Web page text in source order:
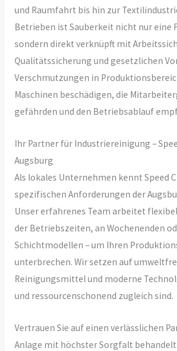
und Raumfahrt bis hin zur
Betrieben ist Sauberkeit nicht nur eine
sondern direkt verknüpft mit
Qualitätssicherung und gesetzlichen
Verschmutzungen in
Maschinen beschädigen, die
gefährden und den Betriebsablauf
Ihr Partner für Industriereinigung –
Augsburg
Als lokales Unternehmen kennt Speed
spezifischen Anforderungen der
Unser erfahrenes Team arbeitet
der Betriebszeiten, an Wochenenden
Schichtmodellen – um Ihren
unterbrechen. Wir setzen auf
Reinigungsmittel und moderne
und ressourcenschonend zugleich sind.
Vertrauen Sie auf einen verlässlichen
Anlage mit höchster Sorgfalt